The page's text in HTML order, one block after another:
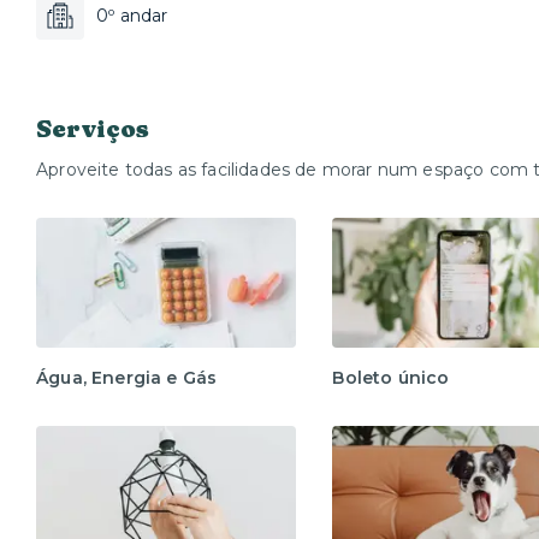
0º andar
Serviços
Aproveite todas as facilidades de morar num espaço com
Água, Energia e Gás Boleto único